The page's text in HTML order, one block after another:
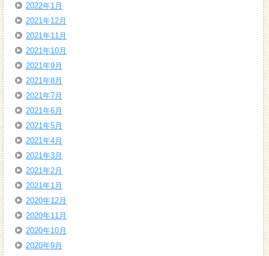
2022年1月
2021年12月
2021年11月
2021年10月
2021年9月
2021年8月
2021年7月
2021年6月
2021年5月
2021年4月
2021年3月
2021年2月
2021年1月
2020年12月
2020年11月
2020年10月
2020年9月